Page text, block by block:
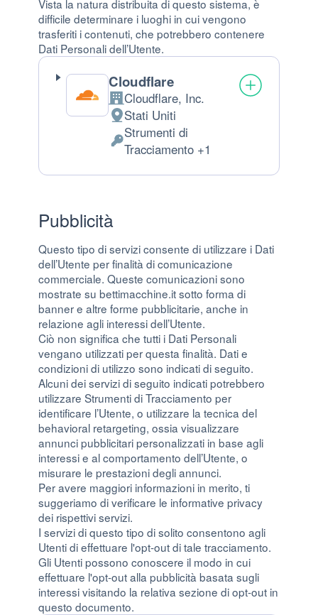
Vista la natura distribuita di questo sistema, è
difficile determinare i luoghi in cui vengono
trasferiti i contenuti, che potrebbero contenere
Dati Personali dell’Utente.
Cloudflare
Azienda:
Cloudflare, Inc.
Luogo del trattamento:
Stati Uniti
Dati Personali trattati:
Strumenti di
Tracciamento +1
Pubblicità
Questo tipo di servizi consente di utilizzare i Dati
dell’Utente per finalità di comunicazione
commerciale. Queste comunicazioni sono
mostrate su bettimacchine.it sotto forma di
banner e altre forme pubblicitarie, anche in
relazione agli interessi dell’Utente.
Ciò non significa che tutti i Dati Personali
vengano utilizzati per questa finalità. Dati e
condizioni di utilizzo sono indicati di seguito.
Alcuni dei servizi di seguito indicati potrebbero
utilizzare Strumenti di Tracciamento per
identificare l’Utente, o utilizzare la tecnica del
behavioral retargeting, ossia visualizzare
annunci pubblicitari personalizzati in base agli
interessi e al comportamento dell’Utente, o
misurare le prestazioni degli annunci.
Per avere maggiori informazioni in merito, ti
suggeriamo di verificare le informative privacy
dei rispettivi servizi.
I servizi di questo tipo di solito consentono agli
Utenti di effettuare l'opt-out di tale tracciamento.
Gli Utenti possono conoscere il modo in cui
effettuare l'opt-out alla pubblicità basata sugli
interessi visitando la relativa sezione di opt-out in
questo documento.